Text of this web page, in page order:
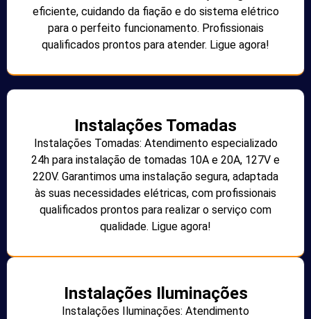
eficiente, cuidando da fiação e do sistema elétrico
para o perfeito funcionamento. Profissionais
qualificados prontos para atender. Ligue agora!
Instalações Tomadas
Instalações Tomadas: Atendimento especializado
24h para instalação de tomadas 10A e 20A, 127V e
220V. Garantimos uma instalação segura, adaptada
às suas necessidades elétricas, com profissionais
qualificados prontos para realizar o serviço com
qualidade. Ligue agora!
Instalações Iluminações
Instalações Iluminações: Atendimento